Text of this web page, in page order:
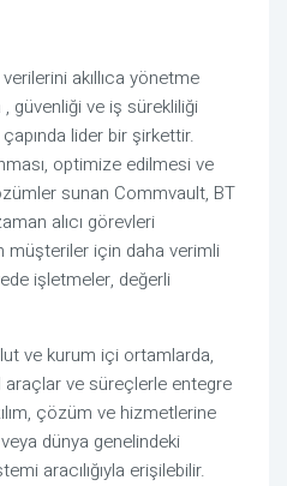
akıllıca yönetme
güvenliği ve iş sürekliliği
çapında lider bir şirkettir.
optimize edilmesi ve
sunan Commvault, BT
alıcı görevleri
müşteriler için daha verimli
işletmeler, değerli
ve kurum içi ortamlarda,
araçlar ve süreçlerle entegre
çözüm ve hizmetlerine
dünya genelindeki
aracılığıyla erişilebilir.